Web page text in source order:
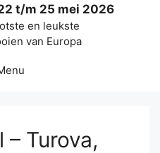
t/m 25 mei 2026
en leukste
van Europa
Turova,